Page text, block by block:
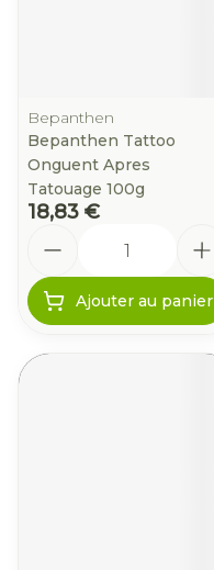
Bepanthen
Bepanthen Tattoo
Onguent Apres
Tatouage 100g
18,83 €
Ajouter au panier